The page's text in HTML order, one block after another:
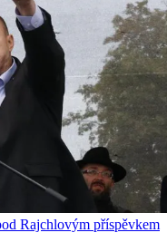
Rajchlovým příspěvkem